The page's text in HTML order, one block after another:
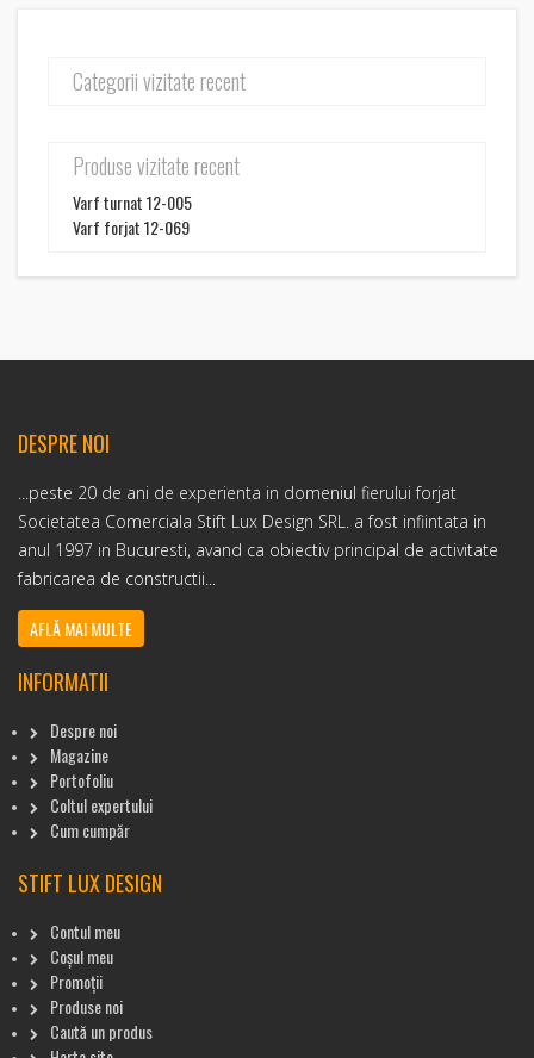
Categorii vizitate recent
Produse vizitate recent
Varf turnat 12-005
Varf forjat 12-069
DESPRE NOI
...peste 20 de ani de experienta in domeniul fierului forjat
Societatea Comerciala Stift Lux Design SRL. a fost infiintata in
anul 1997 in Bucuresti, avand ca obiectiv principal de activitate
fabricarea de constructii...
AFLĂ MAI MULTE
INFORMATII
Despre noi
Magazine
Portofoliu
Coltul expertului
Cum cumpăr
STIFT LUX DESIGN
Contul meu
Coșul meu
Promoții
Produse noi
Caută un produs